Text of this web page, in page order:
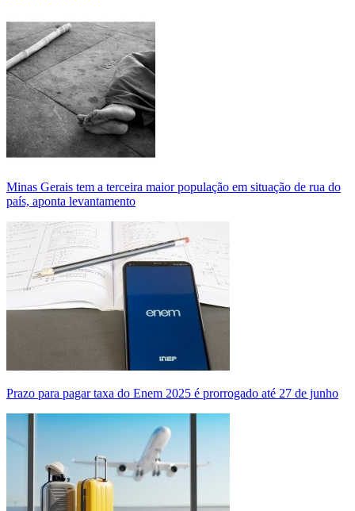
Minas Gerais tem a terceira maior população em situação de rua do
país, aponta levantamento
Prazo para pagar taxa do Enem 2025 é prorrogado até 27 de junho